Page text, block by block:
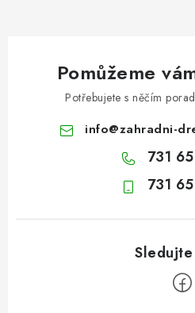
Pomůžeme
Potřebujete s něčím
info@zahradni-
731
731